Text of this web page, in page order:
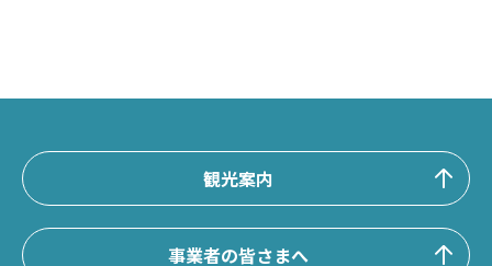
観光案内
事業者の皆さまへ